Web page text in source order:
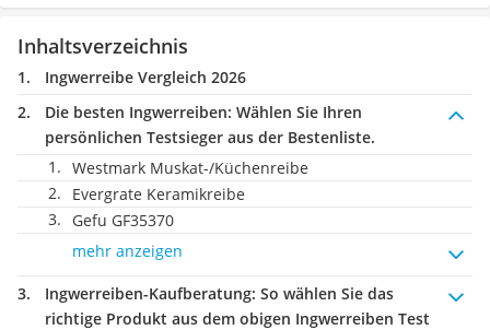
Inhaltsverzeichnis
Ingwerreibe Vergleich 2026
Die besten Ingwerreiben: Wählen Sie Ihren
persönlichen Testsieger aus der Bestenliste.
Westmark Muskat-/Küchenreibe
Evergrate Keramikreibe
Gefu GF35370
mehr anzeigen
Ingwerreiben-Kaufberatung: So wählen Sie das
richtige Produkt aus dem obigen Ingwerreiben Test